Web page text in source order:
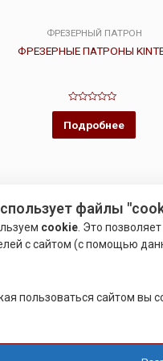
ФРЕЗЕРНЫЙ ПАТРОН
ФРЕЗЕРНЫЕ ПАТРОНЫ
Оценка
из
Подробнее
файлы
cookie . Это
с сайтом (с помощью
пользоваться сайтом вы